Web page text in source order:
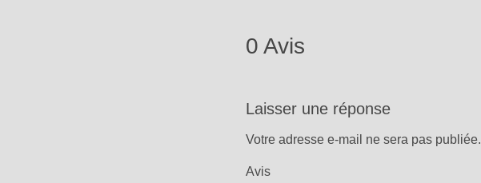
0 Avis
Laisser une réponse
Votre adresse e-mail ne sera pas publiée.
Avis